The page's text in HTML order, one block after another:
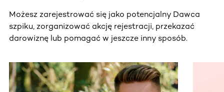
Możesz zarejestrować się jako potencjalny Dawca
szpiku, zorganizować akcję rejestracji, przekazać
darowiznę lub pomagać w jeszcze inny sposób.
Ta sekcja zawiera treści przewijane w poziomie. Użyj